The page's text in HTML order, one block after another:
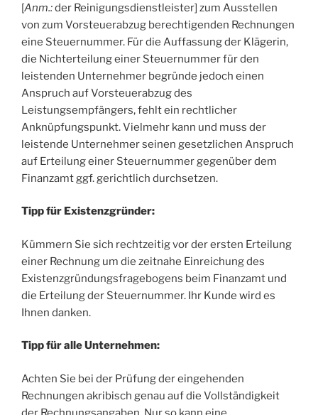
[Anm.:der Reinigungsdienstleister] zum Ausstellen
von zum Vorsteuerabzug berechtigenden Rechnungen
eine Steuernummer. Für die Auffassung der Klägerin,
die Nichterteilung einer Steuernummer für den
leistenden Unternehmer begründe jedoch einen
Anspruch auf Vorsteuerabzug des
Leistungsempfängers, fehlt ein rechtlicher
Anknüpfungspunkt. Vielmehr kann und muss der
leistende Unternehmer seinen gesetzlichen Anspruch
auf Erteilung einer Steuernummer gegenüber dem
Finanzamt ggf. gerichtlich durchsetzen.
Tipp für Existenzgründer:
Kümmern Sie sich rechtzeitig vor der ersten Erteilung
einer Rechnung um die zeitnahe Einreichung des
Existenzgründungsfragebogens beim Finanzamt und
die Erteilung der Steuernummer. Ihr Kunde wird es
Ihnen danken.
Tipp für alle Unternehmen:
Achten Sie bei der Prüfung der eingehenden
Rechnungen akribisch genau auf die Vollständigkeit